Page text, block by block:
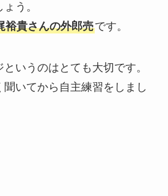
う。
裕貴さんの外郎売です。
いうのはとても大切です。
いてから自主練習をしまし